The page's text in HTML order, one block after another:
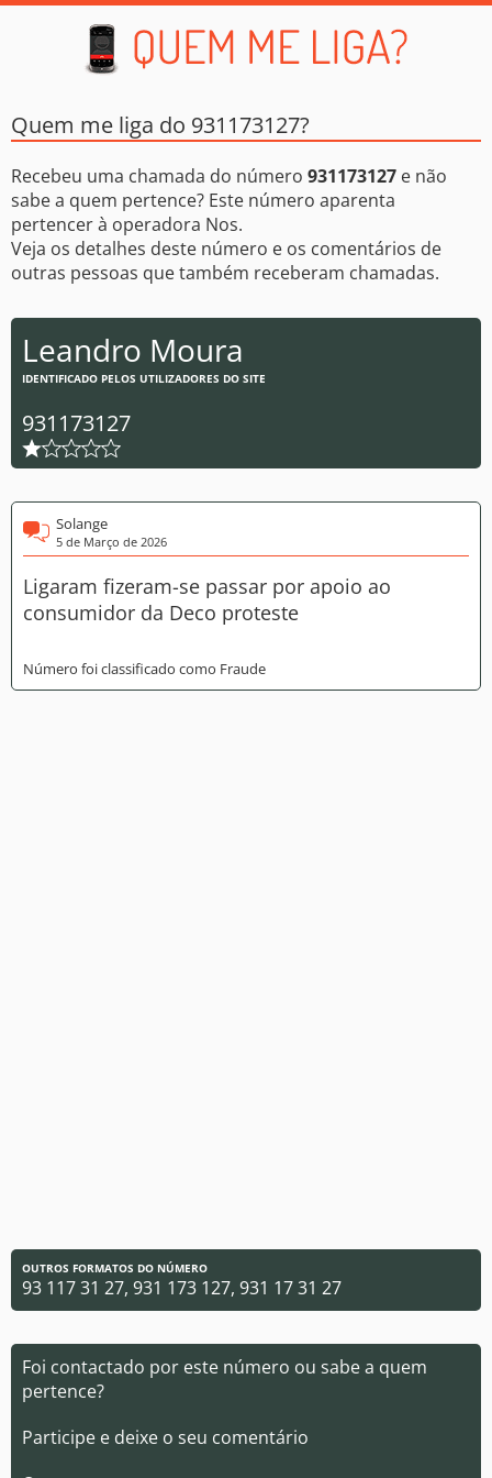
Quem me liga do 931173127?
Recebeu uma chamada do número 931173127 e não
sabe a quem pertence? Este número aparenta
pertencer à operadora Nos.
Veja os detalhes deste número e os comentários de
outras pessoas que também receberam chamadas.
Leandro Moura
IDENTIFICADO PELOS UTILIZADORES DO SITE
931173127
Solange
5 de Março de 2026
Ligaram fizeram-se passar por apoio ao
consumidor da Deco proteste
Número foi classificado como Fraude
OUTROS FORMATOS DO NÚMERO
93 117 31 27, 931 173 127, 931 17 31 27
Foi contactado por este número ou sabe a quem
pertence?
Participe e deixe o seu comentário